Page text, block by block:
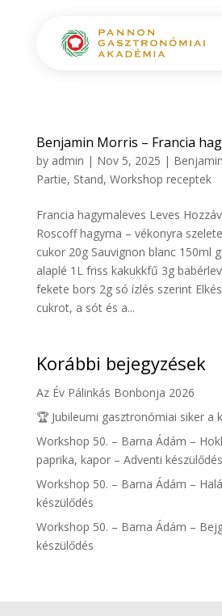
Benjamin Morris – Francia
by admin | Nov 5, 2025 |
Partie, Stand, Workshop receptek
Francia hagymaleves Leves
Roscoff hagyma – vékonyra
cukor 20g Sauvignon blanc 150ml
alaplé 1L friss kakukkfű 3g
fekete bors 2g só ízlés szerint
cukrot, a sót és a...
Korábbi bejegyzések
Az Év Pálinkás Bonbonja 2026
🏆 Jubileumi gasztronómiai siker a
Workshop 50. – Barna Ádám –
paprika, kapor – Adventi készülődés
Workshop 50. – Barna Ádám –
készülődés
Workshop 50. – Barna Ádám –
készülődés